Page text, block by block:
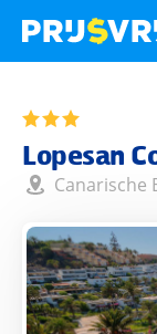
Lopesan
Canarische